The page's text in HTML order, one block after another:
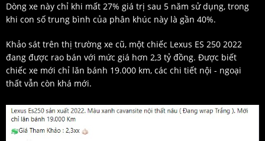
Dòng xe này chỉ khi mất 27% giá trị sau 5 năm sử dụng, trong
khi con số trung bình của phân khúc này là gần 40%.
Khảo sát trên thị trường xe cũ, một chiếc Lexus ES 250 2022
đang được rao bán với mức giá hơn 2,3 tỷ đồng. Được biết
chiếc xe mới chỉ lăn bánh 19.000 km, các chi tiết nội - ngoại
thất vẫn còn khá mới.